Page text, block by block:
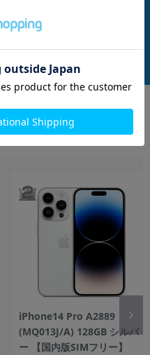
99,800 円 (税込)
もっと見る
iPhone14 Pro A2889
(MQ013J/A) 128GB シルバ
ー 【国内版SIMフリー】